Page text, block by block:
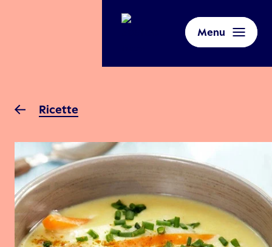
Menu
Ricette